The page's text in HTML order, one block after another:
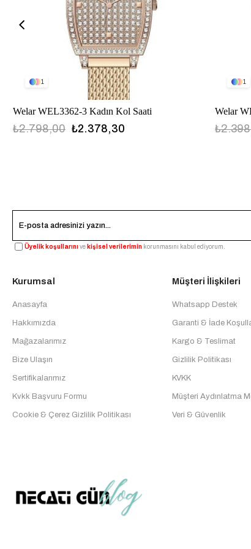
1
Welar WEL3362-3 Kadın Kol Saati
₺2.378,30
₺2.798,00
1
Welar
Üyelik koşullarınıve kişisel verilerimin korunmasını kabul ediyorum.
Kurumsal
Anasayfa
Hakkımızda
Mağazalarımız
Bize Ulaşın
Sertifikalarımız
Kvkk Başvuru Formu
Cookie & Çerez Gizlilik Politikası
Müşteri İlişkileri
Whatsapp Destek
Garanti & İade
Kargo & Teslimat
Gizlilik Politikası
KVKK
Müşteri Aydınlatma
Veri & Güvenlik